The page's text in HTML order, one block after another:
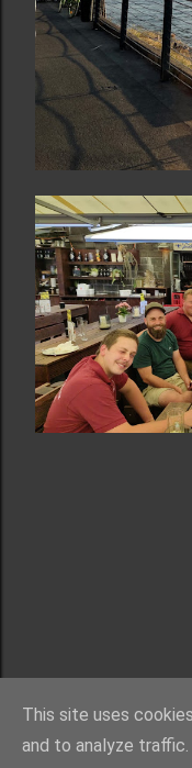
This site uses
and to analyze traffic.